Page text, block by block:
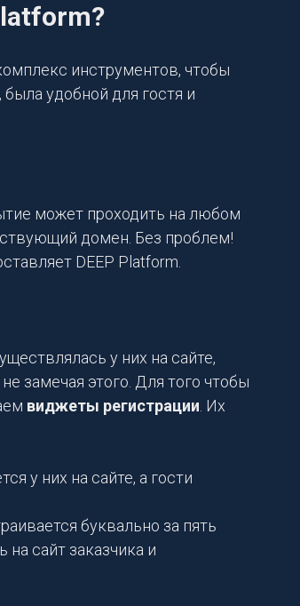
инструментов, чтобы
удобной для гостя и
может проходить на любом
домен. Без проблем!
DEEP Platform.
у них на сайте,
замечая этого. Для того чтобы
виджеты регистрации. Их
у них на сайте, а гости
буквально за пять
сайт заказчика и